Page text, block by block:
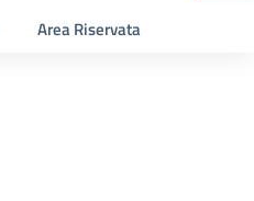
Area Riservata